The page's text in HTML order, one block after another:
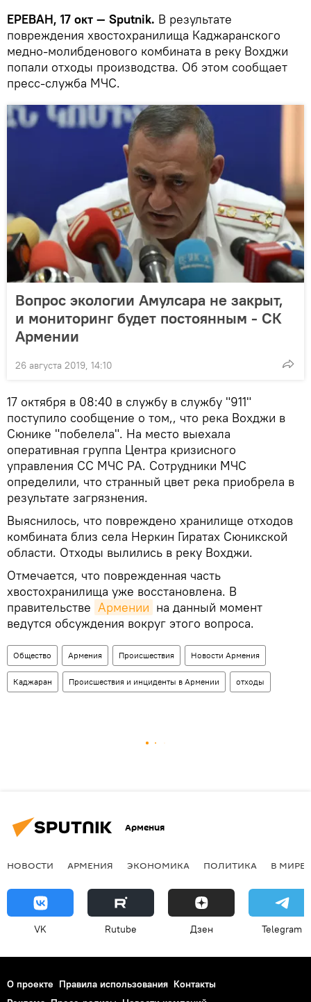
ЕРЕВАН, 17 окт — Sputnik. В результате
повреждения хвостохранилища Каджаранского
медно-молибденового комбината в реку Вохджи
попали отходы производства. Об этом сообщает
пресс-служба МЧС.
Вопрос экологии Амулсара не закрыт,
и мониторинг будет постоянным - СК
Армении
26 августа 2019, 14:10
17 октября в 08:40 в службу в службу "911"
поступило сообщение о том,, что река Вохджи в
Сюнике "побелела". На место выехала
оперативная группа Центра кризисного
управления СС МЧС РА. Сотрудники МЧС
определили, что странный цвет река приобрела в
результате загрязнения.
Выяснилось, что повреждено хранилище отходов
комбината близ села Неркин Гиратах Сюникской
области. Отходы вылились в реку Вохджи.
Отмечается, что поврежденная часть
хвостохранилища уже восстановлена. В
правительстве Армении на данный момент
ведутся обсуждения вокруг этого вопроса.
Общество Армения Происшествия Новости Армения
Каджаран Происшествия и инциденты в Армении отходы
Армения
НОВОСТИ АРМЕНИЯ ЭКОНОМИКА ПОЛИТИКА В МИРЕ
VK Rutube Дзен Telegram
О проекте Правила использования Контакты